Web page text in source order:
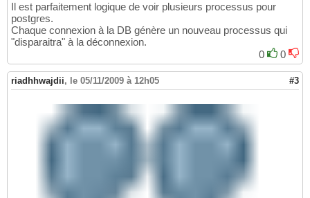
Il est parfaitement logique de voir plusieurs processus pour
postgres.
Chaque connexion à la DB génère un nouveau processus qui
"disparaitra" à la déconnexion.
0
0
riadhhwajdii, le 05/11/2009 à 12h05 #3